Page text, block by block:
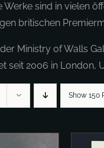
Werke sind in vielen
britischen
Ministry of Walls
seit 2006 in London,
Show 150